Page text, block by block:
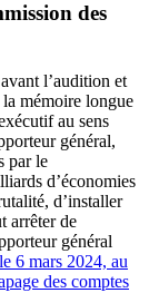
des
l’audition et
mémoire longue
au sens
général,
par le
d’économies
d’installer
arrêter de
général
le 6 mars 2024, au
des comptes